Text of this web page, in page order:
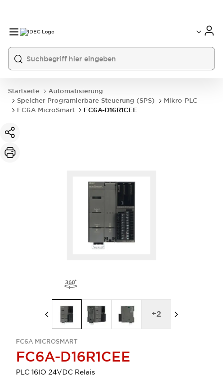
Startseite
Automatisierung
Speicher Programierbare Steuerung (SPS)
Mikro-PLC
FC6A MicroSmart
FC6A-D16R1CEE
FC6A MICROSMART
FC6A-D16R1CEE
PLC 16IO 24VDC Relais
+2